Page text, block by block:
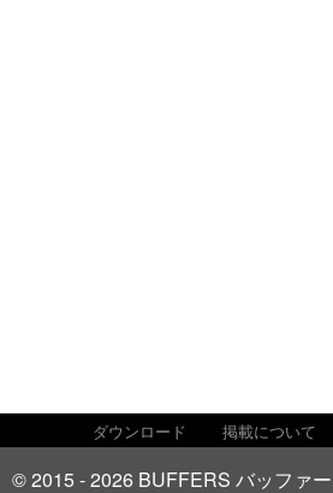
ダウンロード 掲載について
© 2015 - 2026 BUFFERS バッファ